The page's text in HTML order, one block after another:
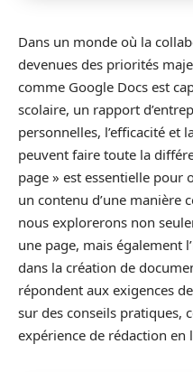
Dans un monde où la
devenues des priorités
comme Google Docs est
scolaire, un rapport
personnelles, l’efficacité et
peuvent faire toute la
page » est essentielle pour
un contenu d’une manière
nous explorerons non
une page, mais également
dans la création de
répondent aux exigences
sur des conseils pratiques,
expérience de rédaction en